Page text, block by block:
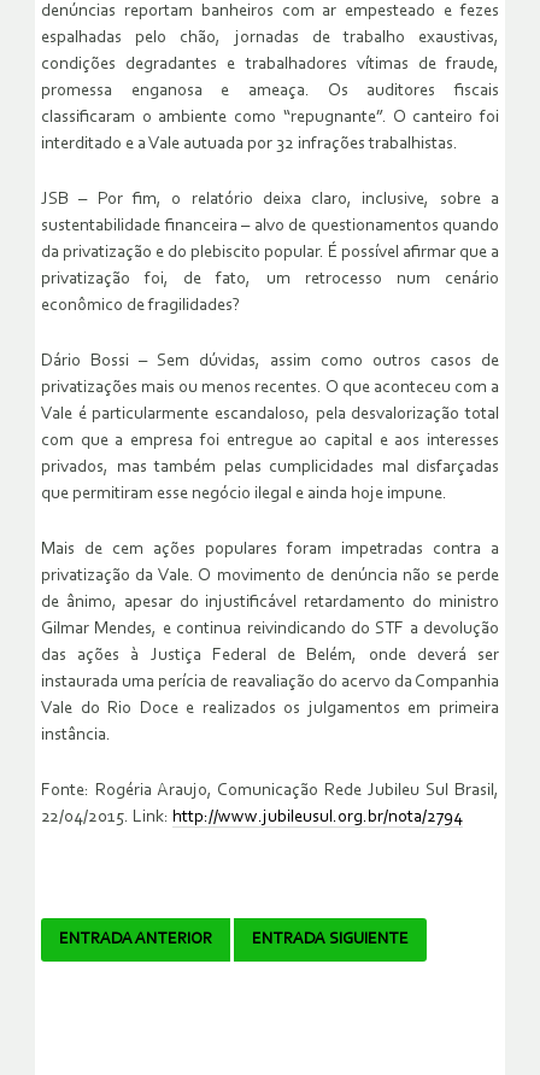
denúncias reportam banheiros com ar empesteado e fezes
espalhadas pelo chão, jornadas de trabalho exaustivas,
condições degradantes e trabalhadores vítimas de fraude,
promessa enganosa e ameaça. Os auditores fiscais
classificaram o ambiente como “repugnante”. O canteiro foi
interditado e a Vale autuada por 32 infrações trabalhistas.
JSB – Por fim, o relatório deixa claro, inclusive, sobre a
sustentabilidade financeira – alvo de questionamentos quando
da privatização e do plebiscito popular. É possível afirmar que a
privatização foi, de fato, um retrocesso num cenário
econômico de fragilidades?
Dário Bossi – Sem dúvidas, assim como outros casos de
privatizações mais ou menos recentes. O que aconteceu com a
Vale é particularmente escandaloso, pela desvalorização total
com que a empresa foi entregue ao capital e aos interesses
privados, mas também pelas cumplicidades mal disfarçadas
que permitiram esse negócio ilegal e ainda hoje impune.
Mais de cem ações populares foram impetradas contra a
privatização da Vale. O movimento de denúncia não se perde
de ânimo, apesar do injustificável retardamento do ministro
Gilmar Mendes, e continua reivindicando do STF a devolução
das ações à Justiça Federal de Belém, onde deverá ser
instaurada uma perícia de reavaliação do acervo da Companhia
Vale do Rio Doce e realizados os julgamentos em primeira
instância.
Fonte: Rogéria Araujo, Comunicação Rede Jubileu Sul Brasil,
22/04/2015. Link: http://www.jubileusul.org.br/nota/2794
Navegador
ENTRADA ANTERIOR ENTRADA SIGUIENTE